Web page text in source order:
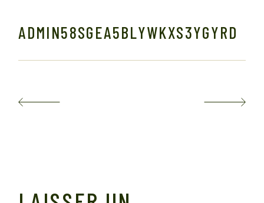
ADMIN58SGEA5BLYWKXS3YGYRD